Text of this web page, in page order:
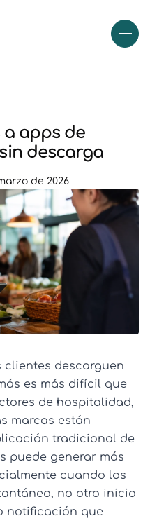
apps de
descarga
de 2026
clientes descarguen
es más difícil que
de hospitalidad,
marcas están
tradicional de
puede generar más
cuando los
no otro inicio
notificación que